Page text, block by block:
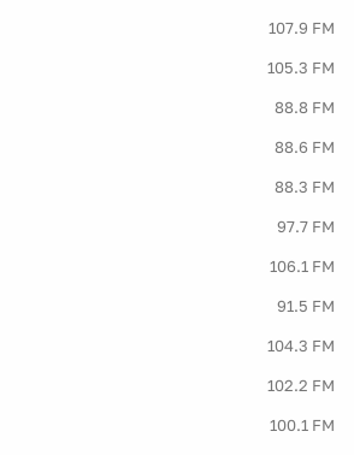
107.9 FM
105.3 FM
88.8 FM
88.6 FM
88.3 FM
97.7 FM
106.1 FM
91.5 FM
104.3 FM
102.2 FM
100.1 FM